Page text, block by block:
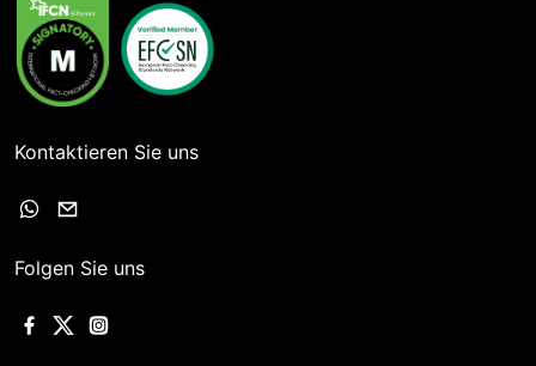
Kontaktieren Sie uns
Folgen Sie uns